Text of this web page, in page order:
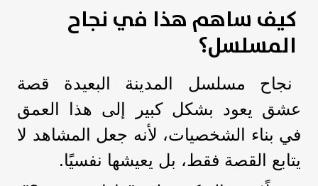
كيف ساهم هذا في نجاح
المسلسل؟
نجاح مسلسل المدينة البعيدة قصة
عشق يعود بشكل كبير إلى هذا العمق
في بناء الشخصيات، لأنه جعل المشاهد لا
يتابع القصة فقط، بل يعيشها نفسيًا.